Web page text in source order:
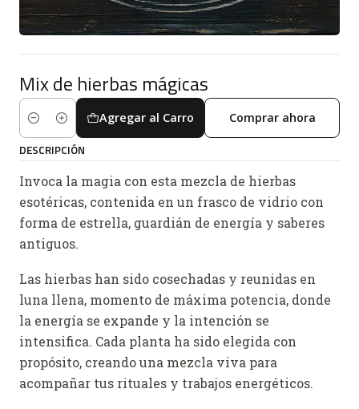
Mix de hierbas mágicas
Cantidad
Agregar al Carro Comprar ahora
DESCRIPCIÓN
Invoca la magia con esta mezcla de hierbas
esotéricas, contenida en un frasco de vidrio con
forma de estrella, guardián de energía y saberes
antiguos.
Las hierbas han sido cosechadas y reunidas en
luna llena, momento de máxima potencia, donde
la energía se expande y la intención se
intensifica. Cada planta ha sido elegida con
propósito, creando una mezcla viva para
acompañar tus rituales y trabajos energéticos.